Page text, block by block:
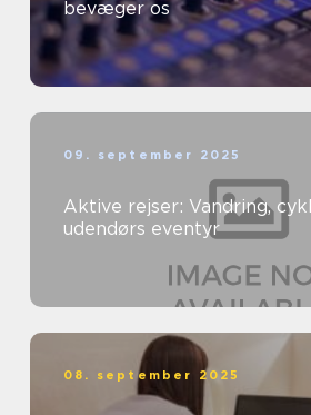
bevæger os
09. september 2025
Aktive rejser: Vandring,
udendørs eventyr
08. september 2025